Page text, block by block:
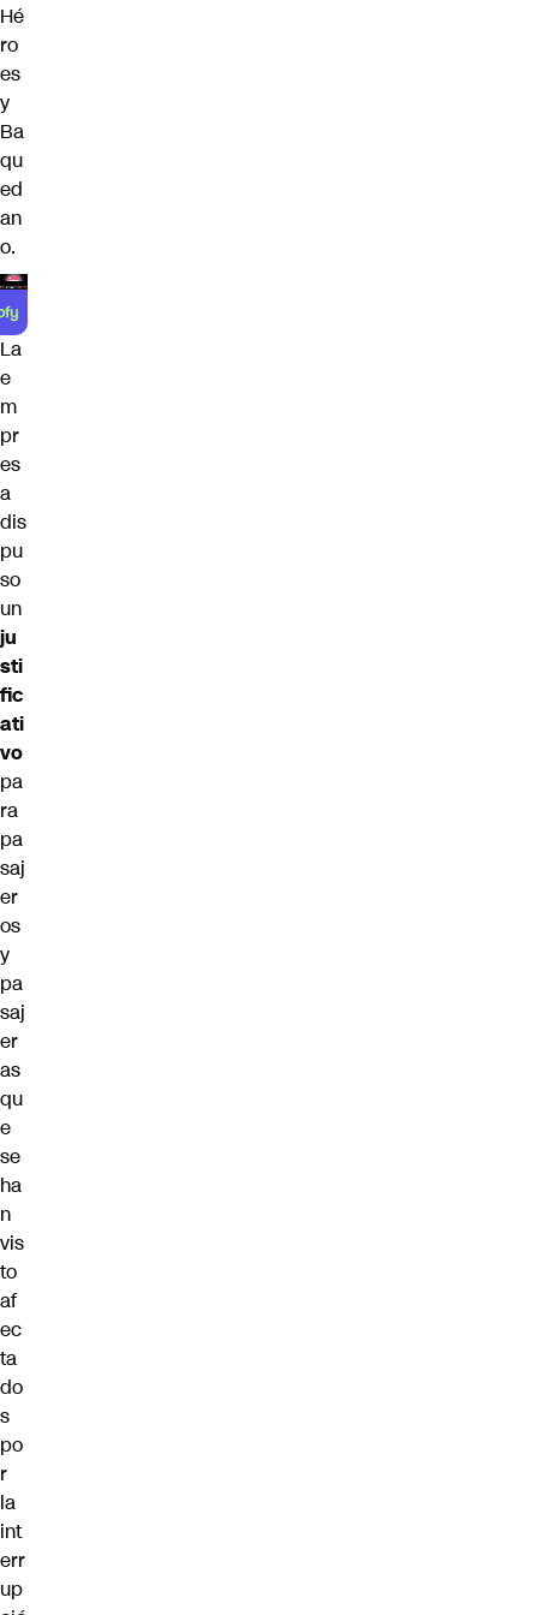
Hé
ro
es
y
Ba
qu
ed
an
o.
La
e
m
pr
es
a
dis
pu
so
un
ju
sti
fic
ati
vo
pa
ra
pa
saj
er
os
y
pa
saj
er
as
qu
e
se
ha
n
vis
to
af
ec
ta
do
s
po
r
la
int
err
up